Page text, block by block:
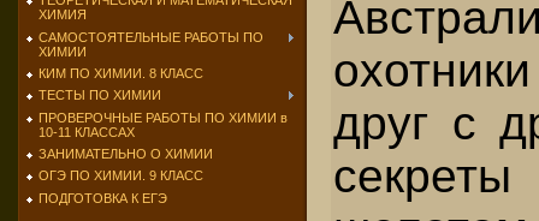
ХИМИЯ
САМОСТОЯТЕЛЬНЫЕ РАБОТЫ ПО
ХИМИИ
КИМ ПО ХИМИИ. 8 КЛАСС
ТЕСТЫ ПО ХИМИИ
ПРОВЕРОЧНЫЕ РАБОТЫ ПО ХИМИИ в
10-11 КЛАССАХ
ЗАНИМАТЕЛЬНО О ХИМИИ
ОГЭ ПО ХИМИИ. 9 КЛАСС
ПОДГОТОВКА К ЕГЭ
друг с